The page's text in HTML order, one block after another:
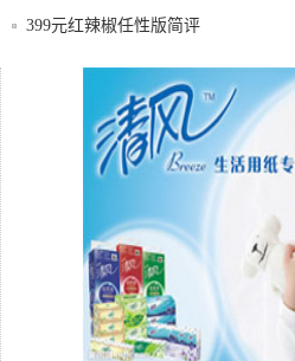
399元红辣椒任性版简评
iPhone6惨遭山寨多张仿制版图片流出